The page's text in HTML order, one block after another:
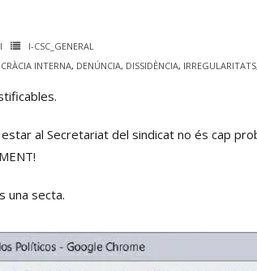
I-CSC_GENERAL
INTERNA, DENÚNCIA, DISSIDÈNCIA, IRREGULARITATS,
al Secretariat del sindicat no és cap
una secta.